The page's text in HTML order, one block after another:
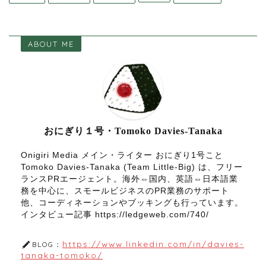
ABOUT ME
おにぎり１号・Tomoko Davies-Tanaka
Onigiri Media メイン・ライター おにぎり1号こと
Tomoko Davies-Tanaka (Team Little-Big) は、フリー
ランスPRエージェント。海外⇔国内、英語⇔日本語業
務を中心に、スモールビジネスのPR業務のサポート
他、コーディネーションやブッキングも行っています。
インタビュー記事 https://ledgeweb.com/740/
BLOG： https://www.linkedin.com/in/davies-
tanaka-tomoko/